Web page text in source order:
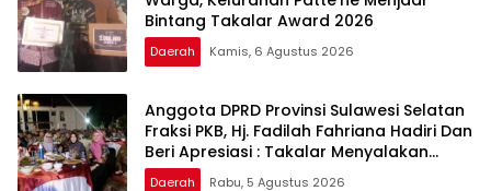
Bintang Takalar Award 2026
Daerah Kamis, 6 Agustus 2026
Anggota DPRD Provinsi Sulawesi Selatan
Fraksi PKB, Hj. Fadilah Fahriana Hadiri Dan
Beri Apresiasi : Takalar Menyalakan
Lentera Pengabdian Melalui Malam
Daerah Rabu, 5 Agustus 2026